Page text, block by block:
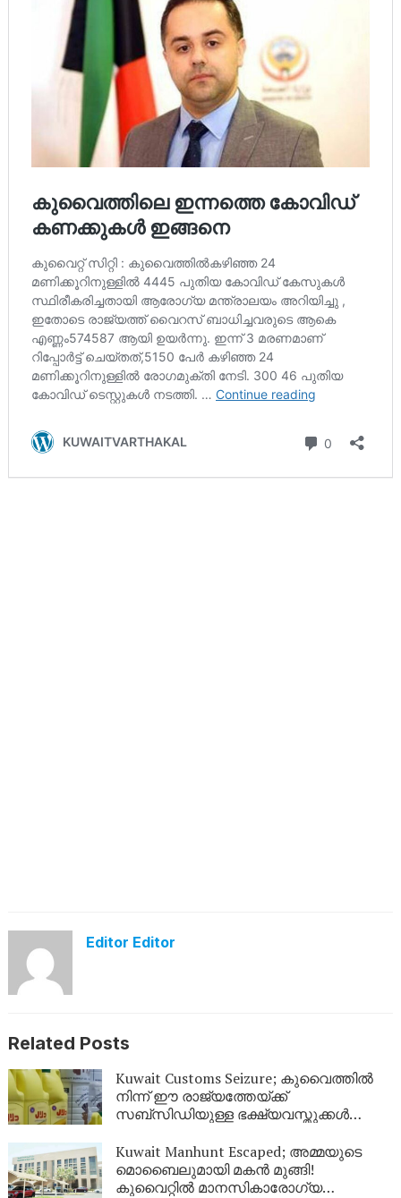
Editor Editor
Related Posts
Kuwait Customs Seizure; കുവൈത്തിൽ
നിന്ന് ഈ രാജ്യത്തേയ്ക്ക്
സബ്സിഡിയുള്ള ഭക്ഷ്യവസ്തുക്കൾ
Kuwait Manhunt Escaped; അമ്മയുടെ
മൊബൈലുമായി മകൻ മുങ്ങി!
കുവൈറ്റിൽ മാനസികാരോഗ്യ